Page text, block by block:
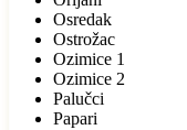
Osredak
Ostrožac
Ozimice 1
Ozimice 2
Palučci
Papari